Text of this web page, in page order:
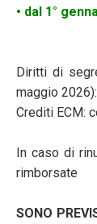
• dal 1°
Diritti di
maggio
Crediti ECM:
In caso di
rimborsate
SONO